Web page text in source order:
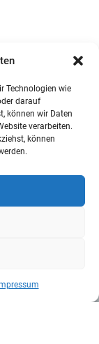
Technologien wie
darauf
können wir Daten
verarbeiten.
können